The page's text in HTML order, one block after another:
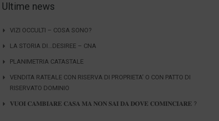
Ultime news
VIZI OCCULTI – COSA SONO?
LA STORIA DI…DESIREE – CNA
PLANIMETRIA CATASTALE
VENDITA RATEALE CON RISERVA DI PROPRIETA’ O CON PATTO DI
RISERVATO DOMINIO
𝐕𝐔𝐎𝐈 𝐂𝐀𝐌𝐁𝐈𝐀𝐑𝐄 𝐂𝐀𝐒𝐀 𝐌𝐀 𝐍𝐎𝐍 𝐒𝐀𝐈 𝐃𝐀 𝐃𝐎𝐕𝐄 𝐂𝐎𝐌𝐈𝐍𝐂𝐈𝐀𝐑𝐄 ?